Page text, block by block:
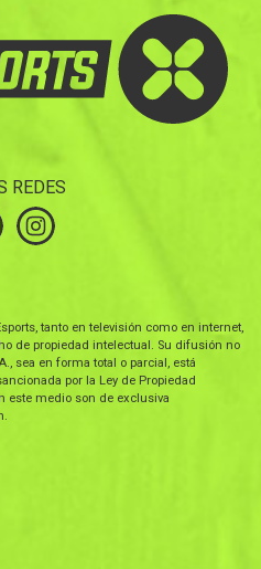
REDES
tanto en televisión como en internet,
de propiedad intelectual. Su difusión no
sea en forma total o parcial, está
por la Ley de Propiedad
este medio son de exclusiva